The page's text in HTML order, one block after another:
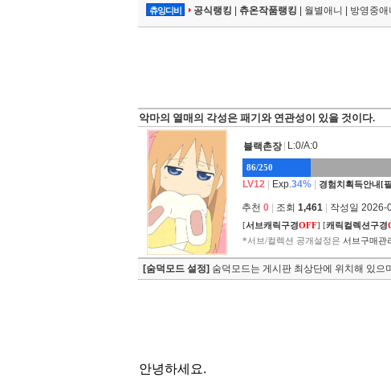
츄잉디비 공식랭킹 츄온작품랭킹 월별애니 방영중애
악마의 열매의 각성은 패기와 연관성이 있을 것이다.
블랙촌장 L:0/A:0
86/250
LV12 Exp.34% 경험치획득안내[
추천 0 조회 1,461 작성일 2026-
[서브캐릭구경OFF] [캐릭컬렉션구경
*서브/컬렉션 공개설정은 서브구매관
[숨덕모드 설정] 숨덕모드는 게시판 최상단에 위치해 있으
안녕하세요.